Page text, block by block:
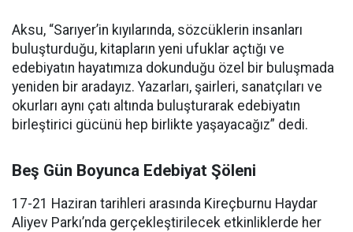
Aksu, “Sarıyer’in kıyılarında, sözcüklerin insanları
buluşturduğu, kitapların yeni ufuklar açtığı ve
edebiyatın hayatımıza dokunduğu özel bir buluşmada
yeniden bir aradayız. Yazarları, şairleri, sanatçıları ve
okurları aynı çatı altında buluşturarak edebiyatın
birleştirici gücünü hep birlikte yaşayacağız” dedi.
Beş Gün Boyunca Edebiyat Şöleni
17-21 Haziran tarihleri arasında Kireçburnu Haydar
Aliyev Parkı’nda gerçekleştirilecek etkinliklerde her